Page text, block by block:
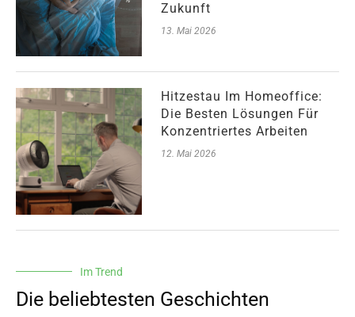
Zukunft
13. Mai 2026
Hitzestau Im Homeoffice:
Die Besten Lösungen Für
Konzentriertes Arbeiten
12. Mai 2026
Im Trend
Die beliebtesten Geschichten